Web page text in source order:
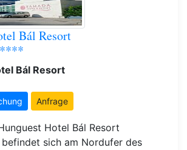
Bál Resort
****
Bál Resort
Anfrage
Hotel Bál Resort
sich am Nordufer des